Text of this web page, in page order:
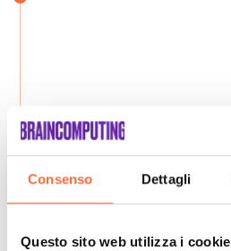
Consenso Dettagli
Questo sito web utilizza i cookie